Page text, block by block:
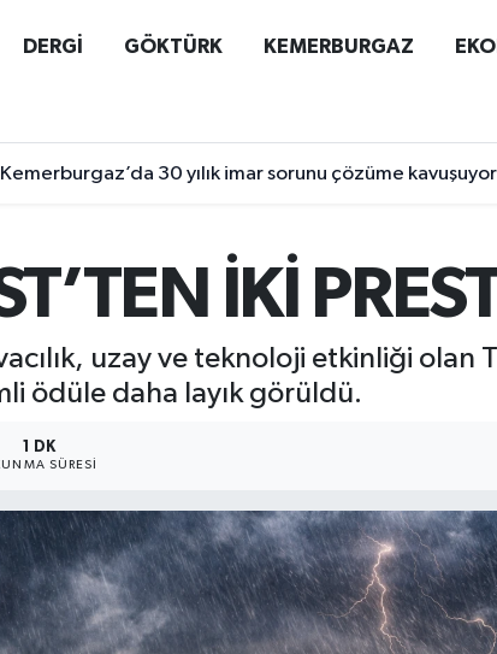
DERGİ GÖKTÜRK KEMERBURGAZ
Kemerburgaz’da 30 yılık imar sorunu çözüme kavuşuyor
İKİ
uzay ve teknoloji etkinliği olan
ödüle daha layık görüldü.
1 DK
SÜRESI